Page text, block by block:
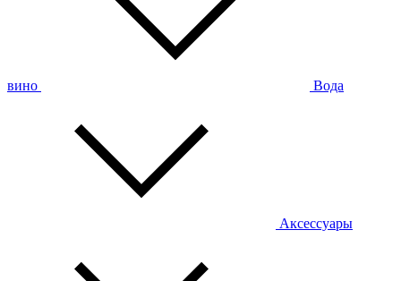
вино Вода
Аксессуары